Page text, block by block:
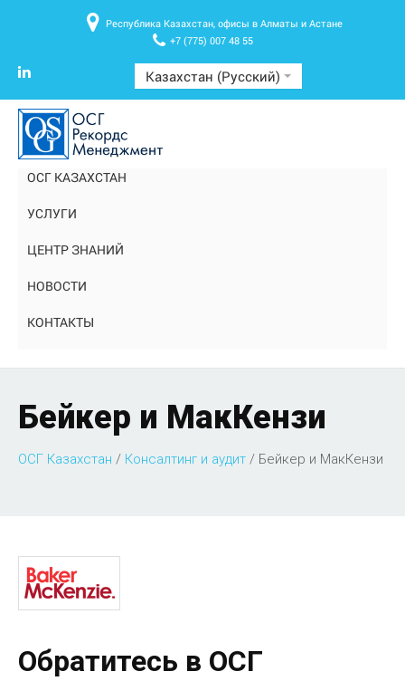
Республика Казахстан, офисы в Алматы и Астане
+7 (775) 007 48 55
Казахстан (Русский)
ОСГ КАЗАХСТАН
УСЛУГИ
ЦЕНТР ЗНАНИЙ
НОВОСТИ
КОНТАКТЫ
Бейкер и МакКензи
ОСГ Казахстан / Консалтинг и аудит / Бейкер и МакКензи
Обратитесь в ОСГ